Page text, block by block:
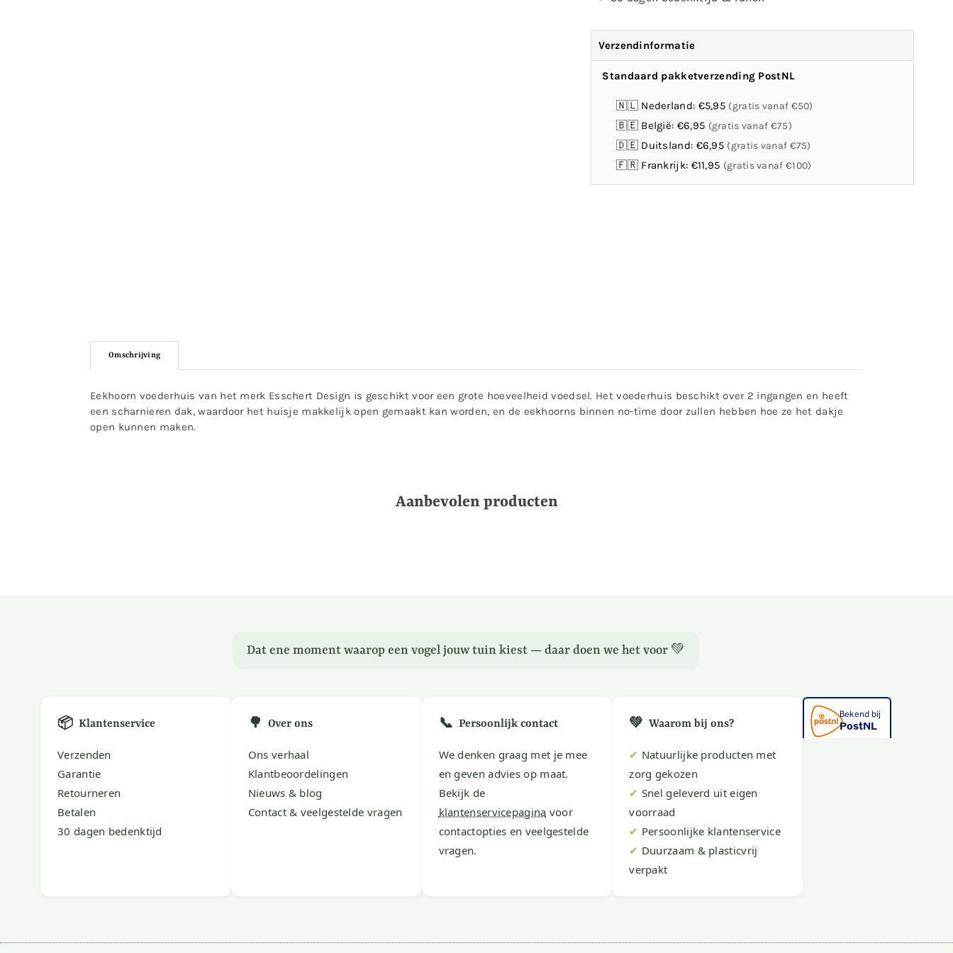
Verzendinformatie
Standaard pakketverzending PostNL
🇳🇱 Nederland: €5,95 (gratis vanaf €50)
🇧🇪 België: €6,95 (gratis vanaf €75)
🇩🇪 Duitsland: €6,95 (gratis vanaf €75)
🇫🇷 Frankrijk: €11,95 (gratis vanaf €100)
Omschrijving
Eekhoorn voederhuis van het merk Esschert Design is geschikt voor een grote hoeveelheid voedsel. Het voederhuis beschikt over 2 ingangen en heeft
een scharnieren dak, waardoor het huisje makkelijk open gemaakt kan worden, en de eekhoorns binnen no-time door zullen hebben hoe ze het dakje
open kunnen maken.
Aanbevolen producten
Dat ene moment waarop een vogel jouw tuin kiest — daar doen we het voor 💚
📦 Klantenservice
Verzenden
Garantie
Retourneren
Betalen
30 dagen bedenktijd
🌳 Over ons
Ons verhaal
Klantbeoordelingen
Nieuws & blog
Contact & veelgestelde vragen
📞 Persoonlijk contact
We denken graag met je mee
en geven advies op maat.
Bekijk de
klantenservicepagina voor
contactopties en veelgestelde
vragen.
💚 Waarom bij ons?
✔ Natuurlijke producten met
zorg gekozen
✔ Snel geleverd uit eigen
voorraad
✔ Persoonlijke klantenservice
✔ Duurzaam & plasticvrij
verpakt